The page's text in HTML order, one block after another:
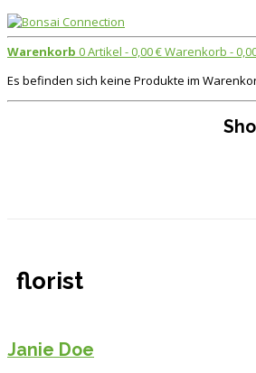
Warenkorb 0 Artikel -0,00€Warenkorb -
Es befinden sich keine Produkte im
florist
Janie Doe